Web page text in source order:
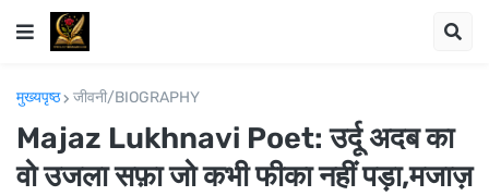
मुख्यपृष्ठ जीवनी/BIOGRAPHY
Majaz Lukhnavi Poet: उर्दू अदब का
वो उजला सफ़ा जो कभी फीका नहीं पड़ा,मजाज़